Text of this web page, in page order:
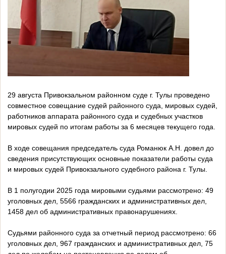
29 августа Привокзальном районном суде г. Тулы проведено
совместное совещание судей районного суда, мировых судей,
работников аппарата районного суда и судебных участков
мировых судей по итогам работы за 6 месяцев текущего года.
В ходе совещания председатель суда Романюк А.Н. довел до
сведения присутствующих основные показатели работы суда
и мировых судей Привокзального судебного района г. Тулы.
В 1 полугодии 2025 года мировыми судьями рассмотрено: 49
уголовных дел, 5566 гражданских и административных дел,
1458 дел об административных правонарушениях.
Судьями районного суда за отчетный период рассмотрено: 66
уголовных дел, 967 гражданских и административных дел, 75